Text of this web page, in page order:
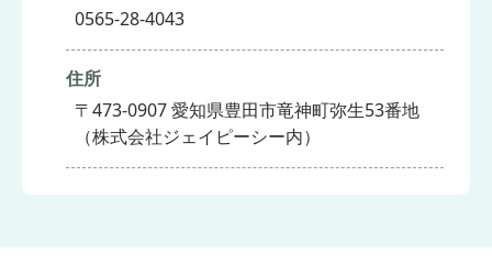
0565-28-4043
住所
〒473-0907 愛知県豊田市竜神町弥生53番地
（株式会社ジェイピーシー内）